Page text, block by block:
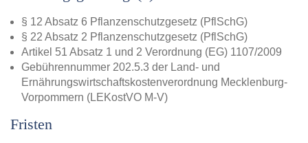
§ 12 Absatz 6 Pflanzenschutzgesetz (PflSchG)
§ 22 Absatz 2 Pflanzenschutzgesetz (PflSchG)
Artikel 51 Absatz 1 und 2 Verordnung (EG) 1107/2009
Gebührennummer 202.5.3 der Land- und
Ernährungswirtschaftskostenverordnung Mecklenburg-
Vorpommern (LEKostVO M-V)
Fristen